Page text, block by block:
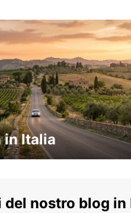
in Italia
nostro blog in